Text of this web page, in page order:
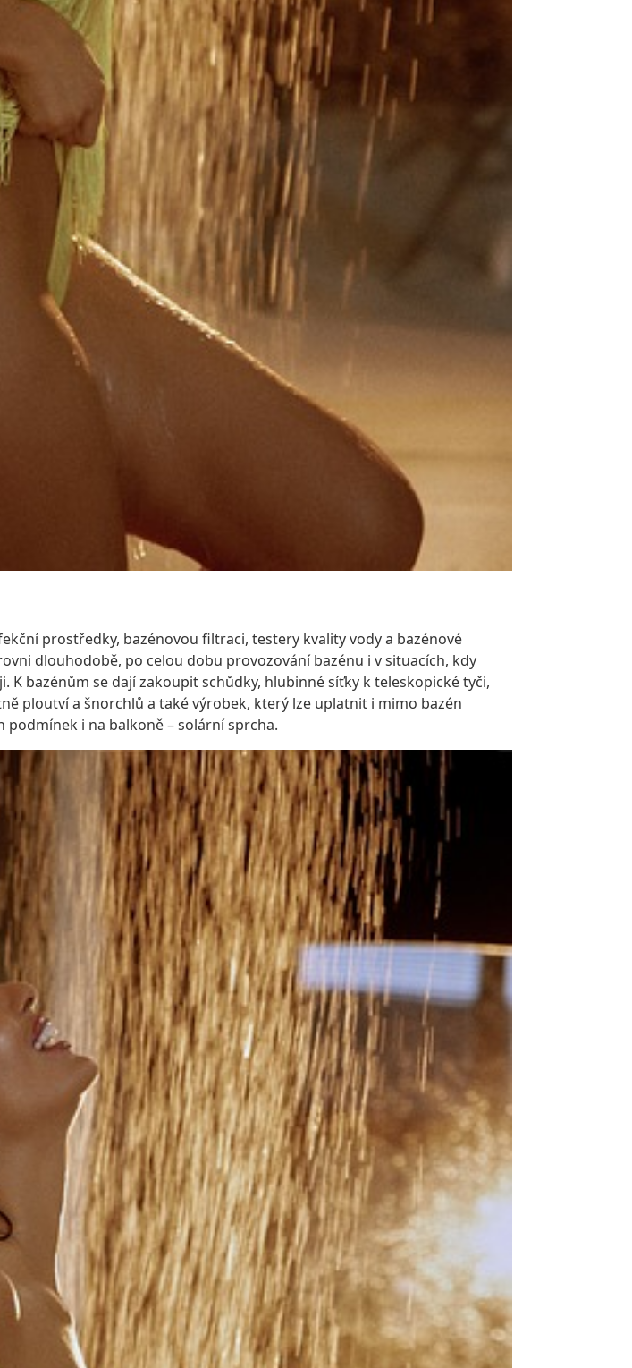
prostředky, bazénovou filtraci, testery kvality vody a bazénové
dlouhodobě, po celou dobu provozování bazénu i v situacích, kdy
K bazénům se dají zakoupit schůdky, hlubinné síťky k teleskopické tyči,
ploutví a šnorchlů a také výrobek, který lze uplatnit i mimo bazén
i na balkoně – solární sprcha.